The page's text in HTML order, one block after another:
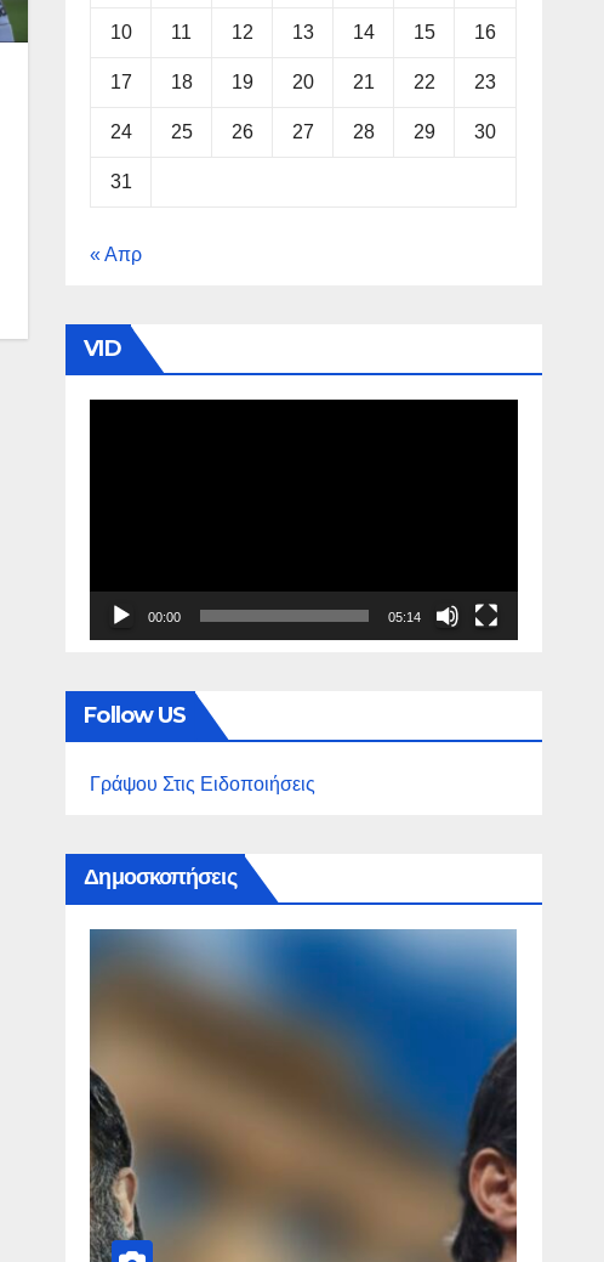
10 11 12 13 14 15 16
17 18 19 20 21 22 23
24 25 26 27 28 29 30
31
« Απρ
VID
00:00 05:14
Follow US
Γράψου Στις Ειδοποιήσεις
Δημοσκοπήσεις